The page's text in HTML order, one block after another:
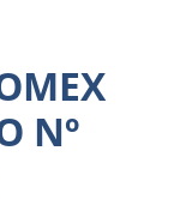
Nº